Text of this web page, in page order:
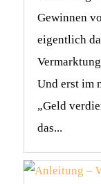
Gewinnen
eigentlich
Und erst im
„Geld
das...